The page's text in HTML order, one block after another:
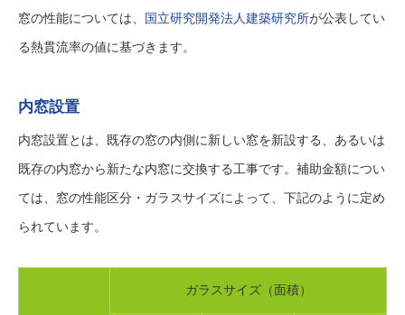
窓の性能については、 国立研究開発法人建築研究所が公表してい
る熱貫流率の値に基づきます。
内窓設置
内窓設置とは、既存の窓の内側に新しい窓を新設する、あるいは
既存の内窓から新たな内窓に交換する工事です。補助金額につい
ては、窓の性能区分・ガラスサイズによって、下記のように定め
られています。
ガラスサイズ（面積）